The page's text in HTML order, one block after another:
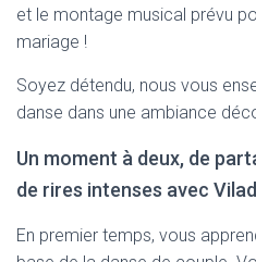
et le montage musical prévu
mariage !
Soyez détendu, nous vous
danse dans une ambiance
Un moment à deux, de
de rires intenses avec
En premier temps, vous